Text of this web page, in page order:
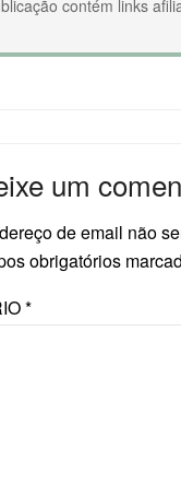
contém links
um
de email não
obrigatórios
*